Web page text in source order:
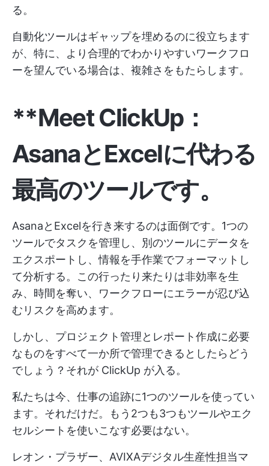
る。
自動化ツールはギャップを埋めるのに役立ちます
が、特に、より合理的でわかりやすいワークフロ
ーを望んでいる場合は、複雑さをもたらします。
**Meet ClickUp：
AsanaとExcelに代わる
最高のツールです。
AsanaとExcelを行き来するのは面倒です。1つの
ツールでタスクを管理し、別のツールにデータを
エクスポートし、情報を手作業でフォーマットし
て分析する。この行ったり来たりは非効率を生
み、時間を奪い、ワークフローにエラーが忍び込
むリスクを高めます。
しかし、プロジェクト管理とレポート作成に必要
なものをすべて一か所で管理できるとしたらどう
でしょう？それが ClickUp が入る。
私たちは今、仕事の追跡に1つのツールを使ってい
ます。それだけだ。もう2つも3つもツールやエク
セルシートを使いこなす必要はない。
レオン・プラザー、AVIXAデジタル生産性担当マ